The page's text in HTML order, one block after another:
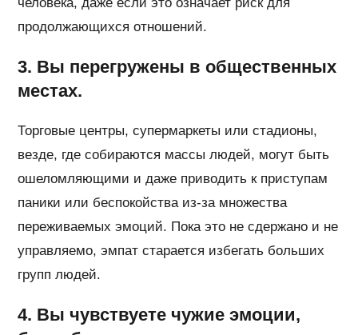
продолжающихся отношений.
3. Вы перегружены в общественных
местах.
Торговые центры, супермаркеты или стадионы,
везде, где собираются массы людей, могут быть
ошеломляющими и даже приводить к приступам
паники или беспокойства из-за множества
переживаемых эмоций. Пока это не сдержано и не
управляемо, эмпат старается избегать больших
групп людей.
4. Вы чувствуете чужие эмоции,